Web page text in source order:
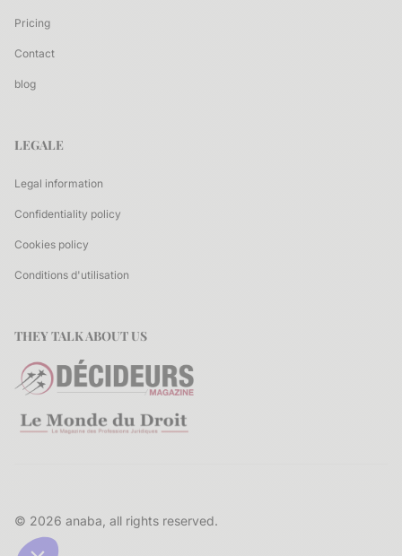
Pricing
Contact
blog
LEGALE
Legal information
Confidentiality policy
Cookies policy
Conditions d'utilisation
THEY TALK ABOUT US
© 2026 anaba, all rights reserved.